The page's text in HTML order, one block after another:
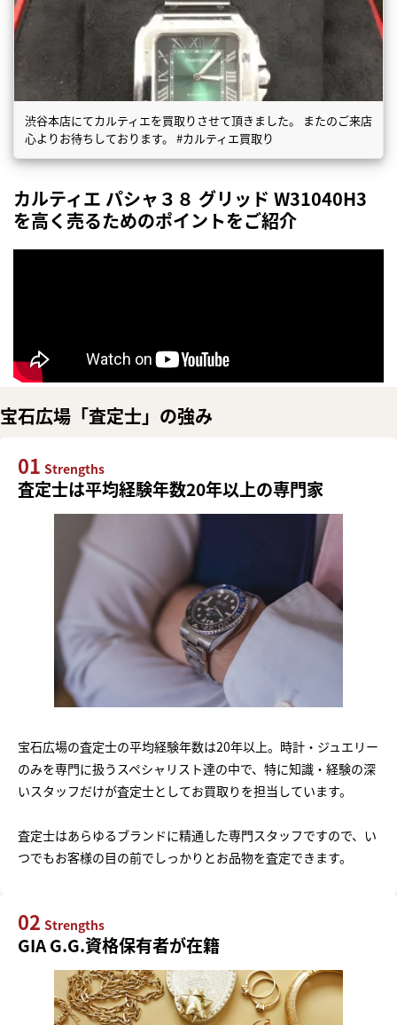
渋谷本店にてカルティエを買取りさせて頂きました。 またのご来店
心よりお待ちしております。 #カルティエ買取り
カルティエ パシャ３８ グリッド W31040H3
を高く売るためのポイントをご紹介
宝石広場「査定士」の強み
01 Strengths
査定士は平均経験年数20年以上の専門家
宝石広場の査定士の平均経験年数は20年以上。時計・ジュエリー
のみを専門に扱うスペシャリスト達の中で、特に知識・経験の深
いスタッフだけが査定士としてお買取りを担当しています。
査定士はあらゆるブランドに精通した専門スタッフですので、い
つでもお客様の目の前でしっかりとお品物を査定できます。
02 Strengths
GIA G.G.資格保有者が在籍